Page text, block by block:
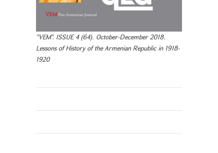
"VEM". ISSUE 4 (64). October-December 2018.
Lessons of History of the Armenian Republic in 1918-
1920